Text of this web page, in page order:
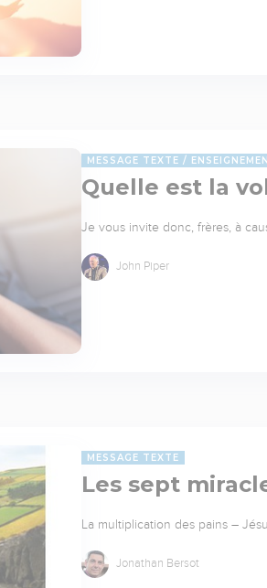
MESSAGE TEXTE
Quelle est la
Je vous invite donc, frères, à
John Piper
MESSAGE TEXTE
Les sept
La multiplication des pains –
Jonathan Bersot